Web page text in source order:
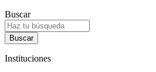
Buscar
Instituciones